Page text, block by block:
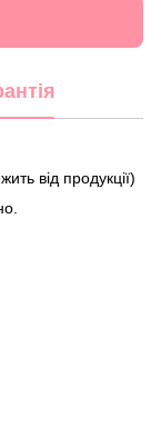
від продукції)